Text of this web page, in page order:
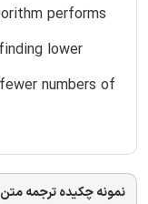
performs
lower
numbers of
نمونه چکیده ترجمه